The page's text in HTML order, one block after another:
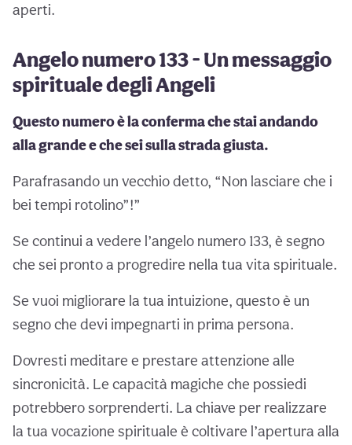
aperti.
Angelo numero 133 - Un messaggio
spirituale degli Angeli
Questo numero è la conferma che stai andando
alla grande e che sei sulla strada giusta.
Parafrasando un vecchio detto, “Non lasciare che i
bei tempi rotolino”!”
Se continui a vedere l’angelo numero 133, è segno
che sei pronto a progredire nella tua vita spirituale.
Se vuoi migliorare la tua intuizione, questo è un
segno che devi impegnarti in prima persona.
Dovresti meditare e prestare attenzione alle
sincronicità. Le capacità magiche che possiedi
potrebbero sorprenderti. La chiave per realizzare
la tua vocazione spirituale è coltivare l’apertura alla